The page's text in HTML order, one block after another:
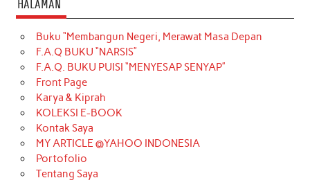
HALAMAN
Buku “Membangun Negeri, Merawat Masa Depan
F.A.Q BUKU “NARSIS”
F.A.Q. BUKU PUISI “MENYESAP SENYAP”
Front Page
Karya & Kiprah
KOLEKSI E-BOOK
Kontak Saya
MY ARTICLE @YAHOO INDONESIA
Portofolio
Tentang Saya